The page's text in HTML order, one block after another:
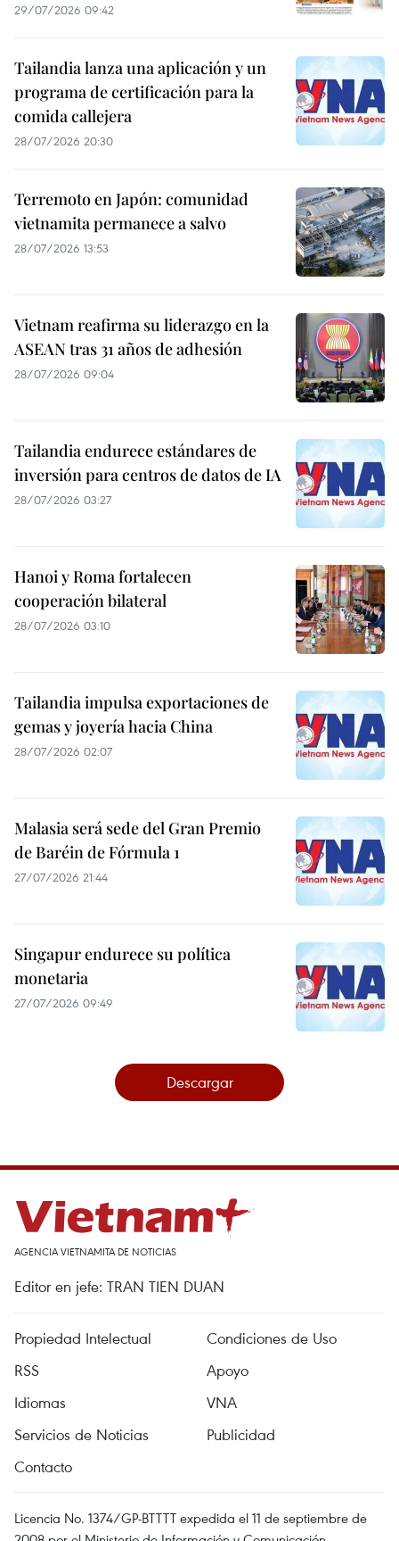
29/07/2026 09:42
Tailandia lanza una aplicación y un
programa de certificación para la
comida callejera
28/07/2026 20:30
Terremoto en Japón: comunidad
vietnamita permanece a salvo
28/07/2026 13:53
Vietnam reafirma su liderazgo en la
ASEAN tras 31 años de adhesión
28/07/2026 09:04
Tailandia endurece estándares de
inversión para centros de datos de IA
28/07/2026 03:27
Hanoi y Roma fortalecen
cooperación bilateral
28/07/2026 03:10
Tailandia impulsa exportaciones de
gemas y joyería hacia China
28/07/2026 02:07
Malasia será sede del Gran Premio
de Baréin de Fórmula 1
27/07/2026 21:44
Singapur endurece su política
monetaria
27/07/2026 09:49
Descargar
AGENCIA VIETNAMITA DE NOTICIAS
Editor en jefe: TRAN TIEN DUAN
Propiedad Intelectual
Condiciones de Uso
RSS
Apoyo
Idiomas
VNA
Servicios de Noticias
Publicidad
Contacto
Licencia No. 1374/GP-BTTTT expedida el 11 de septiembre de